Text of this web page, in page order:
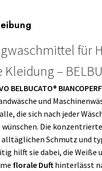
für
–
BELBUCATO®
und
die sich nach jeder
Die
Schmutz und
hilft sie dabei, die
florale Duft hinterlässt